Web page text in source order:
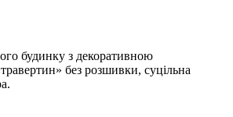
будинку з декоративною
без розшивки, суцільна